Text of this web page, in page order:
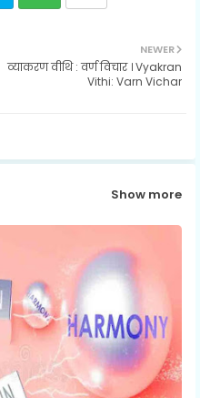
ats
NEWER
व्याकरण वीथि : वर्ण विचार । Vyakran
Vithi: Varn Vichar
Show more